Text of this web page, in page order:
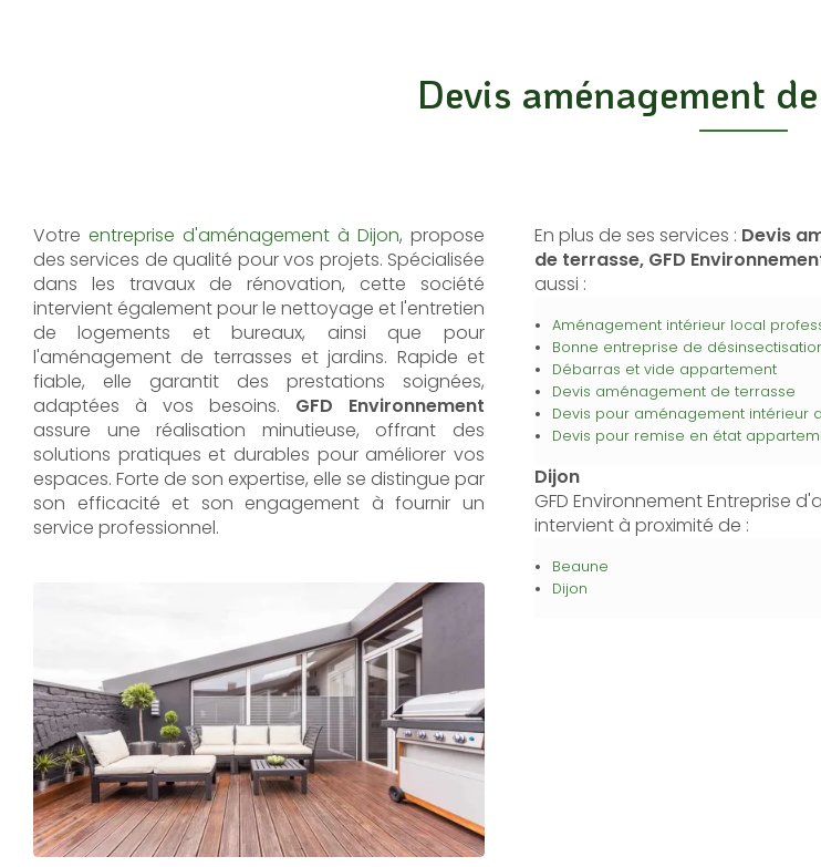
Devis aménagement
Votre entreprise d'aménagement à Dijon, propose
des services de qualité pour vos projets. Spécialisée
dans les travaux de rénovation, cette société
intervient également pour le nettoyage et l'entretien
de logements et bureaux, ainsi que pour
l'aménagement de terrasses et jardins. Rapide et
fiable, elle garantit des prestations soignées,
adaptées à vos besoins. GFD Environnement
assure une réalisation minutieuse, offrant des
solutions pratiques et durables pour améliorer vos
espaces. Forte de son expertise, elle se distingue par
son efficacité et son engagement à fournir un
service professionnel.
En plus de ses services : Devis
de terrasse, GFD
aussi :
Aménagement intérieur local
Bonne entreprise de
Débarras et vide appartement
Devis aménagement de terrasse
Devis pour aménagement intérieur
Devis pour remise en état
Dijon
GFD Environnement Entreprise
intervient à proximité de :
Beaune
Dijon